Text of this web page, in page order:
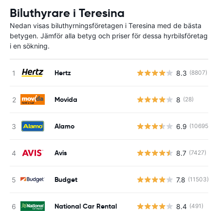
Biluthyrare i Teresina
Nedan visas biluthyrningsföretagen i Teresina med de bästa
betygen. Jämför alla betyg och priser för dessa hyrbilsföretag
i en sökning.
Hertz 8.3 (8807)
Movida 8 (28)
Alamo 6.9 (10695)
Avis 8.7 (7427)
Budget 7.8 (11503)
National Car Rental 8.4 (491)